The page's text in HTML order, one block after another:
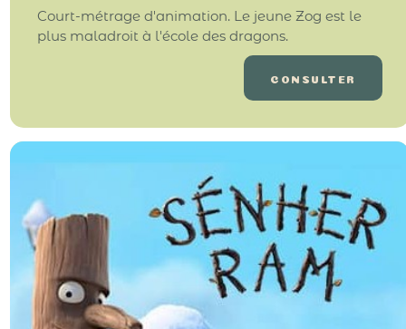
Court-métrage d'animation. Le jeune Zog est le
plus maladroit à l'école des dragons.
CONSULTER